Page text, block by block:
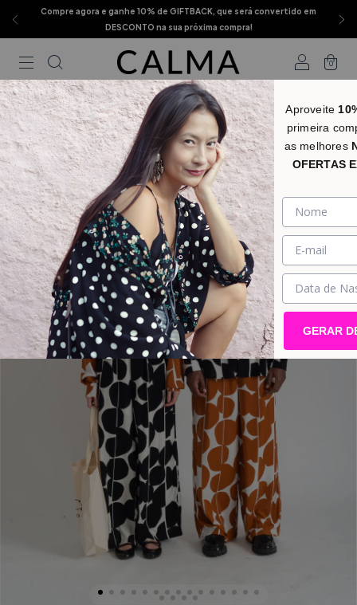
Compre agora e ganhe 10% de GIFTBACK, que será convertido em
DESCONTO na sua próxima compra!
0
Aproveite
primeira
as melhores
OFERTAS
GERAR